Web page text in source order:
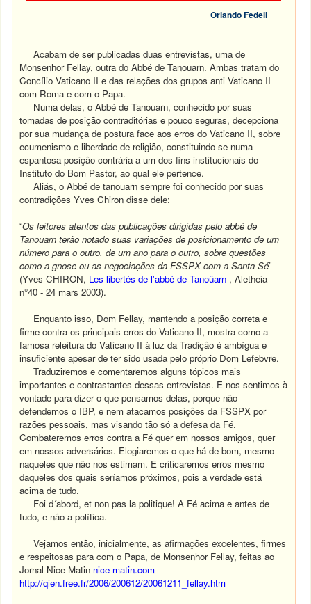
Orlando Fedeli
Acabam de ser publicadas duas entrevistas, uma de
Monsenhor Fellay, outra do Abbé de Tanouarn. Ambas tratam do
Concílio Vaticano II e das relações dos grupos anti Vaticano II
com Roma e com o Papa.
Numa delas, o Abbé de Tanouarn, conhecido por suas
tomadas de posição contraditórias e pouco seguras, decepciona
por sua mudança de postura face aos erros do Vaticano II, sobre
ecumenismo e liberdade de religião, constituindo-se numa
espantosa posição contrária a um dos fins institucionais do
Instituto do Bom Pastor, ao qual ele pertence.
Aliás, o Abbé de tanouarn sempre foi conhecido por suas
contradições Yves Chiron disse dele:
“Os leitores atentos das publicações dirigidas pelo abbé de
Tanouarn terão notado suas variações de posicionamento de um
número para o outro, de um ano para o outro, sobre questões
como a gnose ou as negociações da FSSPX com a Santa Sé”
(Yves CHIRON, Les libertés de l'abbé de Tanoüarn , Aletheia
n°40 - 24 mars 2003).
Enquanto isso, Dom Fellay, mantendo a posição correta e
firme contra os principais erros do Vaticano II, mostra como a
famosa releitura do Vaticano II à luz da Tradição é ambígua e
insuficiente apesar de ter sido usada pelo próprio Dom Lefebvre.
Traduziremos e comentaremos alguns tópicos mais
importantes e contrastantes dessas entrevistas. E nos sentimos à
vontade para dizer o que pensamos delas, porque não
defendemos o IBP, e nem atacamos posições da FSSPX por
razões pessoais, mas visando tão só a defesa da Fé.
Combateremos erros contra a Fé quer em nossos amigos, quer
em nossos adversários. Elogiaremos o que há de bom, mesmo
naqueles que não nos estimam. E criticaremos erros mesmo
daqueles dos quais seríamos próximos, pois a verdade está
acima de tudo.
Foi d´abord, et non pas la politique! A Fé acima e antes de
tudo, e não a política.
Vejamos então, inicialmente, as afirmações excelentes, firmes
e respeitosas para com o Papa, de Monsenhor Fellay, feitas ao
Jornal Nice-Matin nice-matin.com -
http://qien.free.fr/2006/200612/20061211_fellay.htm